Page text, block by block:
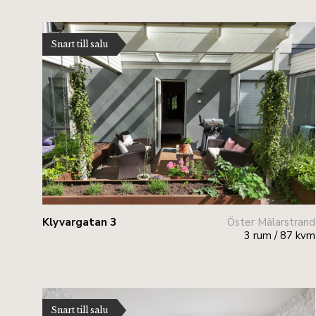
Snart till salu
Klyvargatan 3
Öster Mälarstrand
3 rum / 87 kvm
Snart till salu